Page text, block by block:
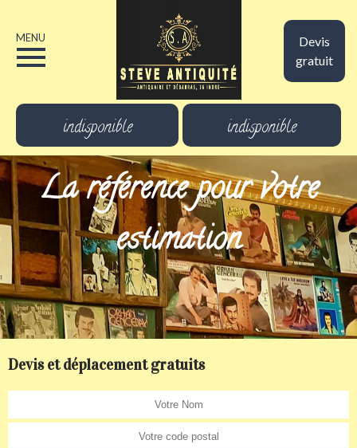
Devis
gratuit
MENU
indisponible indisponible
La référence pour votre
estimation
Devis et déplacement gratuits